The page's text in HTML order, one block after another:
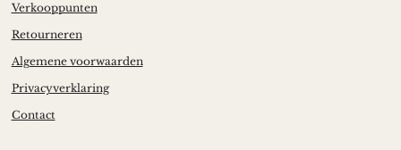
Verkooppunten
Retourneren
Algemene voorwaarden
Privacyverklaring
Contact